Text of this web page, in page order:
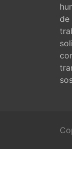
de